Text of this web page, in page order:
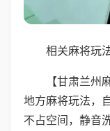
相关麻将玩
【甘肃兰州
地方麻将玩法，
不占空间，静音